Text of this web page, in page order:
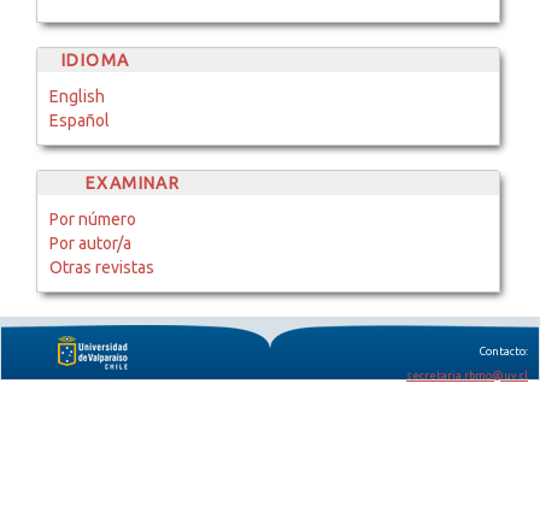
IDIOMA
English
Español
EXAMINAR
Por número
Por autor/a
Otras revistas
Contacto:
secretaria.rbmo@uv.cl